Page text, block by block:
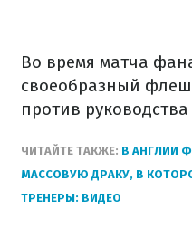
Во время матча
своеобразный
против
ЧИТАЙТЕ ТАКЖЕ: В АНГЛИИ
МАССОВУЮ ДРАКУ, В
ТРЕНЕРЫ: ВИДЕО